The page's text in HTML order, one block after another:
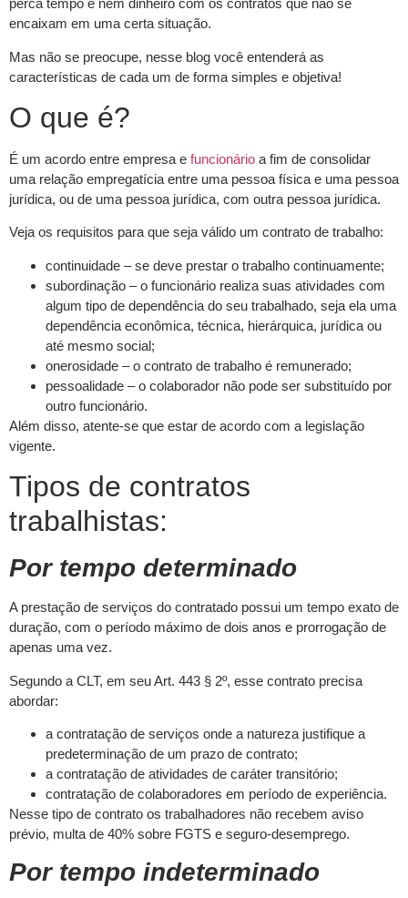
perca tempo e nem dinheiro com os contratos que não se
encaixam em uma certa situação.
Mas não se preocupe, nesse blog você entenderá as
características de cada um de forma simples e objetiva!
O que é?
É um acordo entre empresa e funcionário a fim de consolidar
uma relação empregatícia entre uma pessoa física e uma pessoa
jurídica, ou de uma pessoa jurídica, com outra pessoa jurídica.
Veja os requisitos para que seja válido um contrato de trabalho:
continuidade – se deve prestar o trabalho continuamente;
subordinação – o funcionário realiza suas atividades com
algum tipo de dependência do seu trabalhado, seja ela uma
dependência econômica, técnica, hierárquica, jurídica ou
até mesmo social;
onerosidade – o contrato de trabalho é remunerado;
pessoalidade – o colaborador não pode ser substituído por
outro funcionário.
Além disso, atente-se que estar de acordo com a legislação
vigente.
Tipos de contratos
trabalhistas:
Por tempo determinado
A prestação de serviços do contratado possui um tempo exato de
duração, com o período máximo de dois anos e prorrogação de
apenas uma vez.
Segundo a CLT, em seu Art. 443 § 2º, esse contrato precisa
abordar:
a contratação de serviços onde a natureza justifique a
predeterminação de um prazo de contrato;
a contratação de atividades de caráter transitório;
contratação de colaboradores em período de experiência.
Nesse tipo de contrato os trabalhadores não recebem aviso
prévio, multa de 40% sobre FGTS e seguro-desemprego.
Por tempo indeterminado